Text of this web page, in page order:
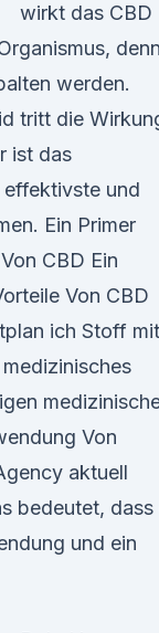
wirkt das CBD
denn
werden.
tritt die
ist das
und
Ein Primer
CBD Ein
Von CBD
ich Stoff mit
Von
aktuell
bedeutet, dass
und ein